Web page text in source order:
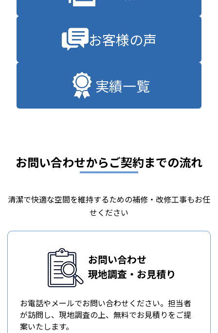
お客様の声
実績一覧
お問い合わせからご契約までの流れ
清潔で快適な空間を維持するための補修・改修工事もお任
せください
お問い合わせ
現地調査・お見積り
お電話やメールでお問い合わせください。担当者
が訪問し、現地調査の上、無料でお見積りをご提
案いたします。